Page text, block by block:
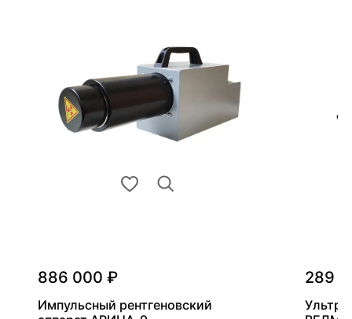
886 000 ₽
Импульсный рентгеновский
289